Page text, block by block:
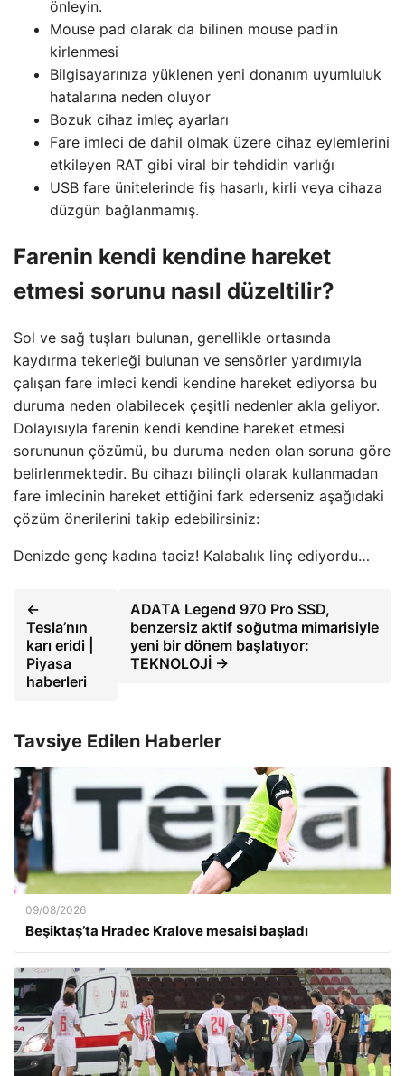
önleyin.
Mouse pad olarak da bilinen mouse pad’in
kirlenmesi
Bilgisayarınıza yüklenen yeni donanım uyumluluk
hatalarına neden oluyor
Bozuk cihaz imleç ayarları
Fare imleci de dahil olmak üzere cihaz eylemlerini
etkileyen RAT gibi viral bir tehdidin varlığı
USB fare ünitelerinde fiş hasarlı, kirli veya cihaza
düzgün bağlanmamış.
Farenin kendi kendine hareket
etmesi sorunu nasıl düzeltilir?
Sol ve sağ tuşları bulunan, genellikle ortasında
kaydırma tekerleği bulunan ve sensörler yardımıyla
çalışan fare imleci kendi kendine hareket ediyorsa bu
duruma neden olabilecek çeşitli nedenler akla geliyor.
Dolayısıyla farenin kendi kendine hareket etmesi
sorununun çözümü, bu duruma neden olan soruna göre
belirlenmektedir. Bu cihazı bilinçli olarak kullanmadan
fare imlecinin hareket ettiğini fark ederseniz aşağıdaki
çözüm önerilerini takip edebilirsiniz:
Denizde genç kadına taciz! Kalabalık linç ediyordu…
←
Tesla’nın
karı eridi |
Piyasa
haberleri
ADATA Legend 970 Pro SSD,
benzersiz aktif soğutma mimarisiyle
yeni bir dönem başlatıyor:
TEKNOLOJİ →
Tavsiye Edilen Haberler
09/08/2026
Beşiktaş’ta Hradec Kralove mesaisi başladı